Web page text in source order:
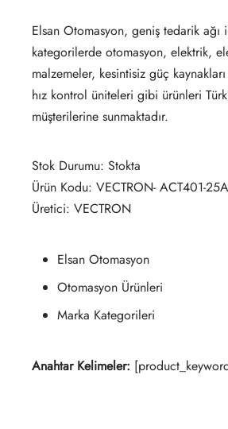
Elsan Otomasyon, geniş tedarik ağı
kategorilerde otomasyon, elektrik,
malzemeler, kesintisiz güç
hız kontrol üniteleri gibi ürünleri
müşterilerine sunmaktadır.
Stok Durumu: Stokta
Ürün Kodu: VECTRON- ACT401-25A
Üretici: VECTRON
Elsan Otomasyon
Otomasyon Ürünleri
Marka Kategorileri
Anahtar Kelimeler: